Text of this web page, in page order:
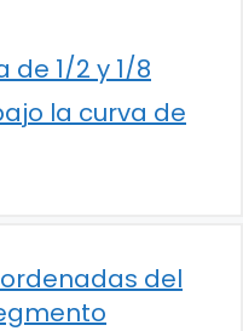
de 1/2 y 1/8
la curva de
del